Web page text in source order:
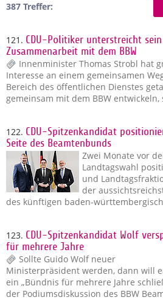
387 Treffer:
121. CDU-Politiker unterstreicht
Zusammenarbeit mit dem BBW
Innenminister Thomas Strobl hat
Interesse an einem gemeinsamen
Bereich des öffentlichen Dienstes
gemeinsam mit dem BBW entwickeln,
122. CDU-Spitzenkandidat
Seite des Beamtenbunds
Zwei Monate vor
Landtagswahl
und
der
des künftigen baden-
123. CDU-Spitzenkandidat Wolf
für mehrere Jahre
Sollte Guido Wolf neuer
Ministerpräsident werden, dann will
ein „Bündnis für mehrere Jahre
der Podiumsdiskussion des BBW